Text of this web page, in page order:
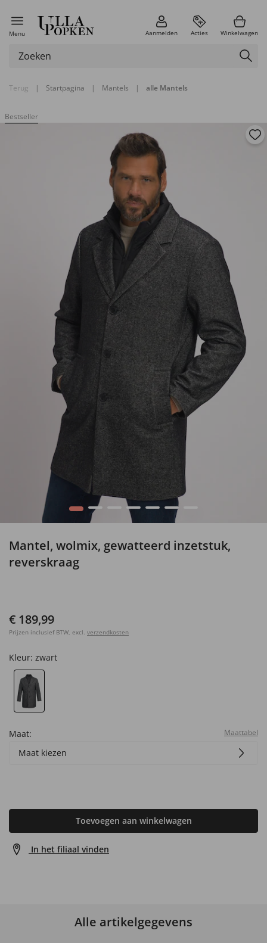
Menu Aanmelden Acties Winkelwagen
Terug | Startpagina | Mantels | alle Mantels
Bestseller
1 2 3 4 5 6
Mantel, wolmix, gewatteerd inzetstuk,
reverskraag
€ 189,99
Prijzen inclusief BTW, excl. verzendkosten
Kleur: zwart
Maat: Maattabel
Maat kiezen
Toevoegen aan winkelwagen
In het filiaal vinden
Alle artikelgegevens